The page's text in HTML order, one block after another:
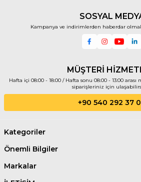
SOSYAL
Kampanya ve indirimlerden haberdar
MÜŞTERİ
Hafta içi 08:00 - 18:00 / Hafta sonu 08:00 - 13:00
siparişleriniz için
+90 540 292 37
Kategoriler
Önemli Bilgiler
Markalar